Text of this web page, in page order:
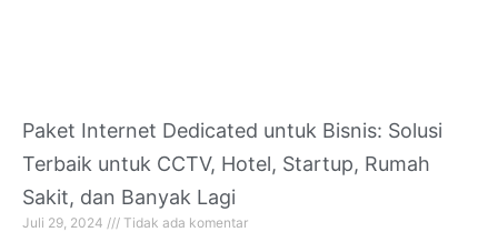
Paket Internet Dedicated untuk Bisnis: Solusi
Terbaik untuk CCTV, Hotel, Startup, Rumah
Sakit, dan Banyak Lagi
Juli 29, 2024 Tidak ada komentar